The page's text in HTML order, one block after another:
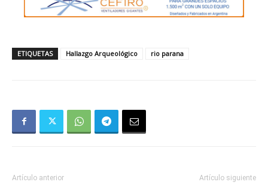
ETIQUETAS Hallazgo Arqueológico rio parana
Artículo anterior Artículo siguiente